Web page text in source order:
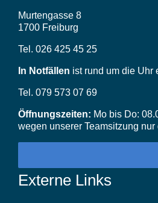
Murtengasse 8
1700 Freiburg
Tel. 026 425 45 25
In Notfällen ist rund um die Uhr
Tel. 079 573 07 69
Öffnungszeiten: Mo bis Do:
wegen unserer Teamsitzung
Externe Links